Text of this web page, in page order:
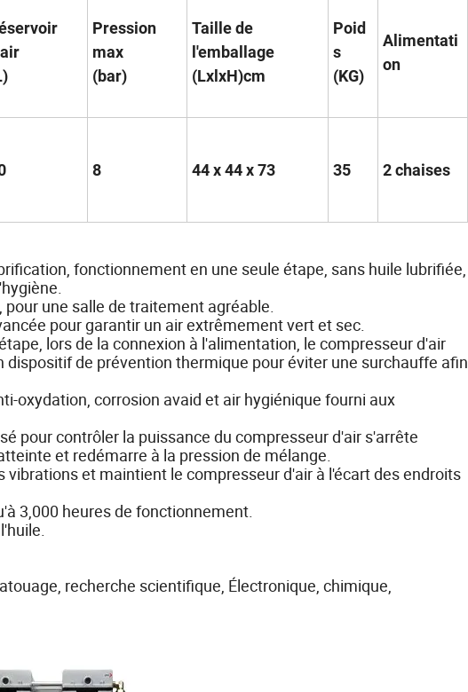
Pression
max
(bar)
Taille de
l'emballage
(LxlxH)cm
Poid
s
(KG)
Alimentati
on
8 44 x 44 x 73 35 2 chaises
fonctionnement en une seule étape, sans huile lubrifiée,
une salle de traitement agréable.
pour garantir un air extrêmement vert et sec.
lors de la connexion à l'alimentation, le compresseur d'air
de prévention thermique pour éviter une surchauffe afin
oxydation, corrosion avaid et air hygiénique fourni aux
pour contrôler la puissance du compresseur d'air s'arrête
et redémarre à la pression de mélange.
vibrations et maintient le compresseur d'air à l'écart des endroits
3,000 heures de fonctionnement.
recherche scientifique, Électronique, chimique,